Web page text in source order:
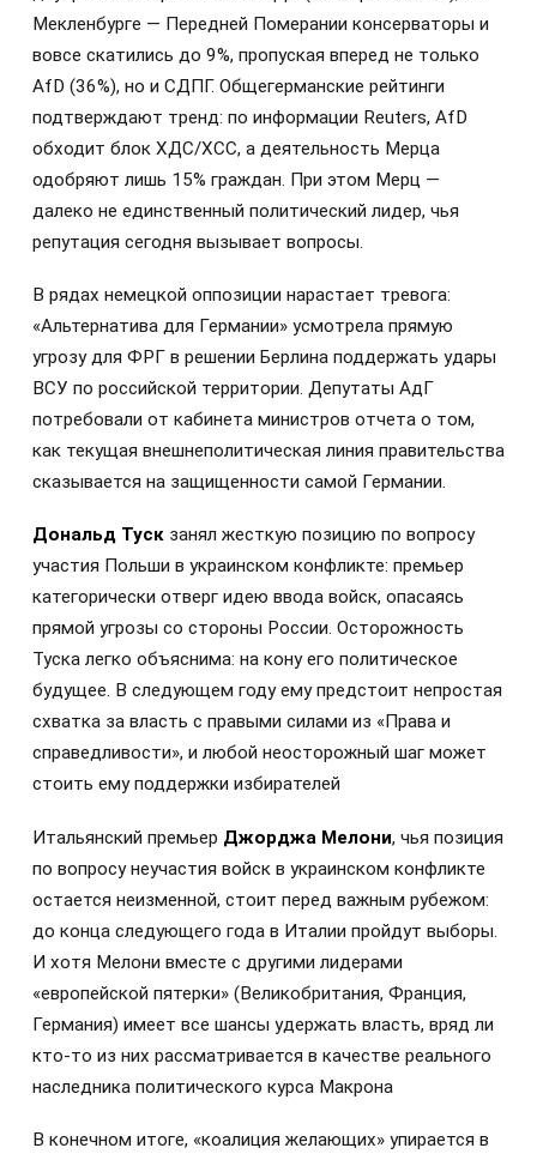
Мекленбурге — Передней Померании консерваторы и
вовсе скатились до 9%, пропуская вперед не только
AfD (36%), но и СДПГ. Общегерманские рейтинги
подтверждают тренд: по информации Reuters, AfD
обходит блок ХДС/ХСС, а деятельность Мерца
одобряют лишь 15% граждан. При этом Мерц —
далеко не единственный политический лидер, чья
репутация сегодня вызывает вопросы.
В рядах немецкой оппозиции нарастает тревога:
«Альтернатива для Германии» усмотрела прямую
угрозу для ФРГ в решении Берлина поддержать удары
ВСУ по российской территории. Депутаты АдГ
потребовали от кабинета министров отчета о том,
как текущая внешнеполитическая линия правительства
сказывается на защищенности самой Германии.
Дональд Туск занял жесткую позицию по вопросу
участия Польши в украинском конфликте: премьер
категорически отверг идею ввода войск, опасаясь
прямой угрозы со стороны России. Осторожность
Туска легко объяснима: на кону его политическое
будущее. В следующем году ему предстоит непростая
схватка за власть с правыми силами из «Права и
справедливости», и любой неосторожный шаг может
стоить ему поддержки избирателей
Итальянский премьер Джорджа Мелони, чья позиция
по вопросу неучастия войск в украинском конфликте
остается неизменной, стоит перед важным рубежом:
до конца следующего года в Италии пройдут выборы.
И хотя Мелони вместе с другими лидерами
«европейской пятерки» (Великобритания, Франция,
Германия) имеет все шансы удержать власть, вряд ли
кто-то из них рассматривается в качестве реального
наследника политического курса Макрона
В конечном итоге, «коалиция желающих» упирается в